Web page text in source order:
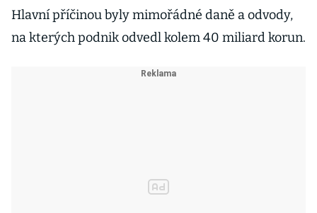
Hlavní příčinou byly mimořádné daně a odvody,
na kterých podnik odvedl kolem 40 miliard korun.